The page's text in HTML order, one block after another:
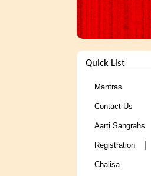
Quick List
Mantras
Contact Us
Aarti Sangrahs
Registration |
Chalisa